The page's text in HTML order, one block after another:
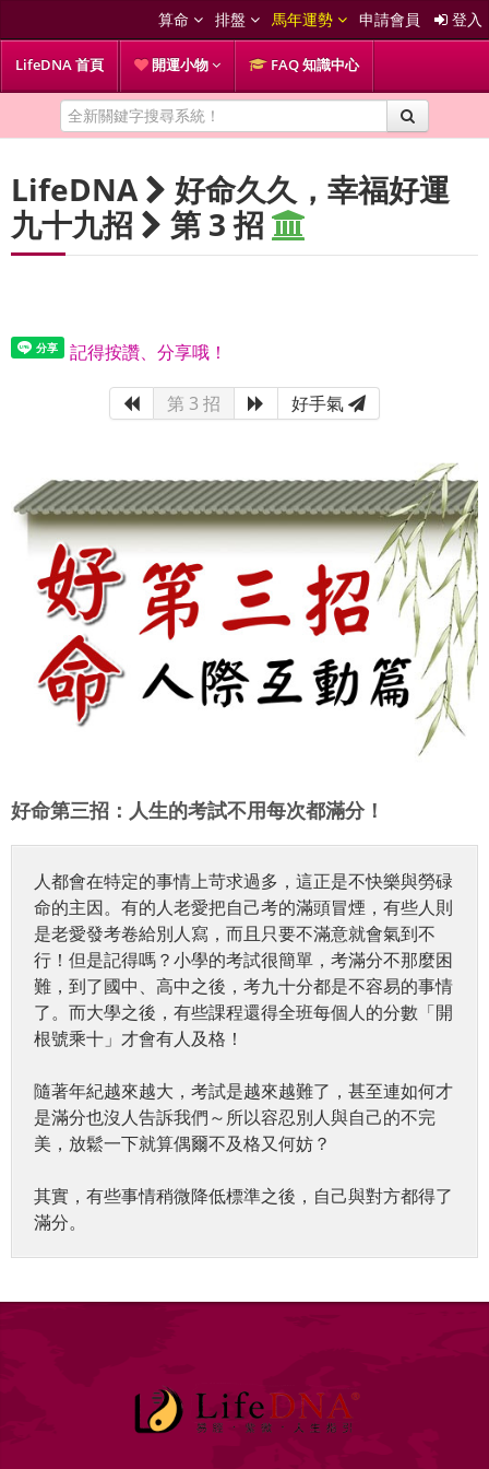
算命 排盤 馬年運勢 申請會員 登入
LifeDNA 首頁 開運小物 FAQ 知識中心
LifeDNA
好命久久，幸福好運
九十九招
第 3 招
記得按讚、分享哦！
第 3 招 好手氣
好命第三招：人生的考試不用每次都滿分！
人都會在特定的事情上苛求過多，這正是不快樂與勞碌
命的主因。有的人老愛把自己考的滿頭冒煙，有些人則
是老愛發考卷給別人寫，而且只要不滿意就會氣到不
行！但是記得嗎？小學的考試很簡單，考滿分不那麼困
難，到了國中、高中之後，考九十分都是不容易的事情
了。而大學之後，有些課程還得全班每個人的分數「開
根號乘十」才會有人及格！
隨著年紀越來越大，考試是越來越難了，甚至連如何才
是滿分也沒人告訴我們～所以容忍別人與自己的不完
美，放鬆一下就算偶爾不及格又何妨？
其實，有些事情稍微降低標準之後，自己與對方都得了
滿分。